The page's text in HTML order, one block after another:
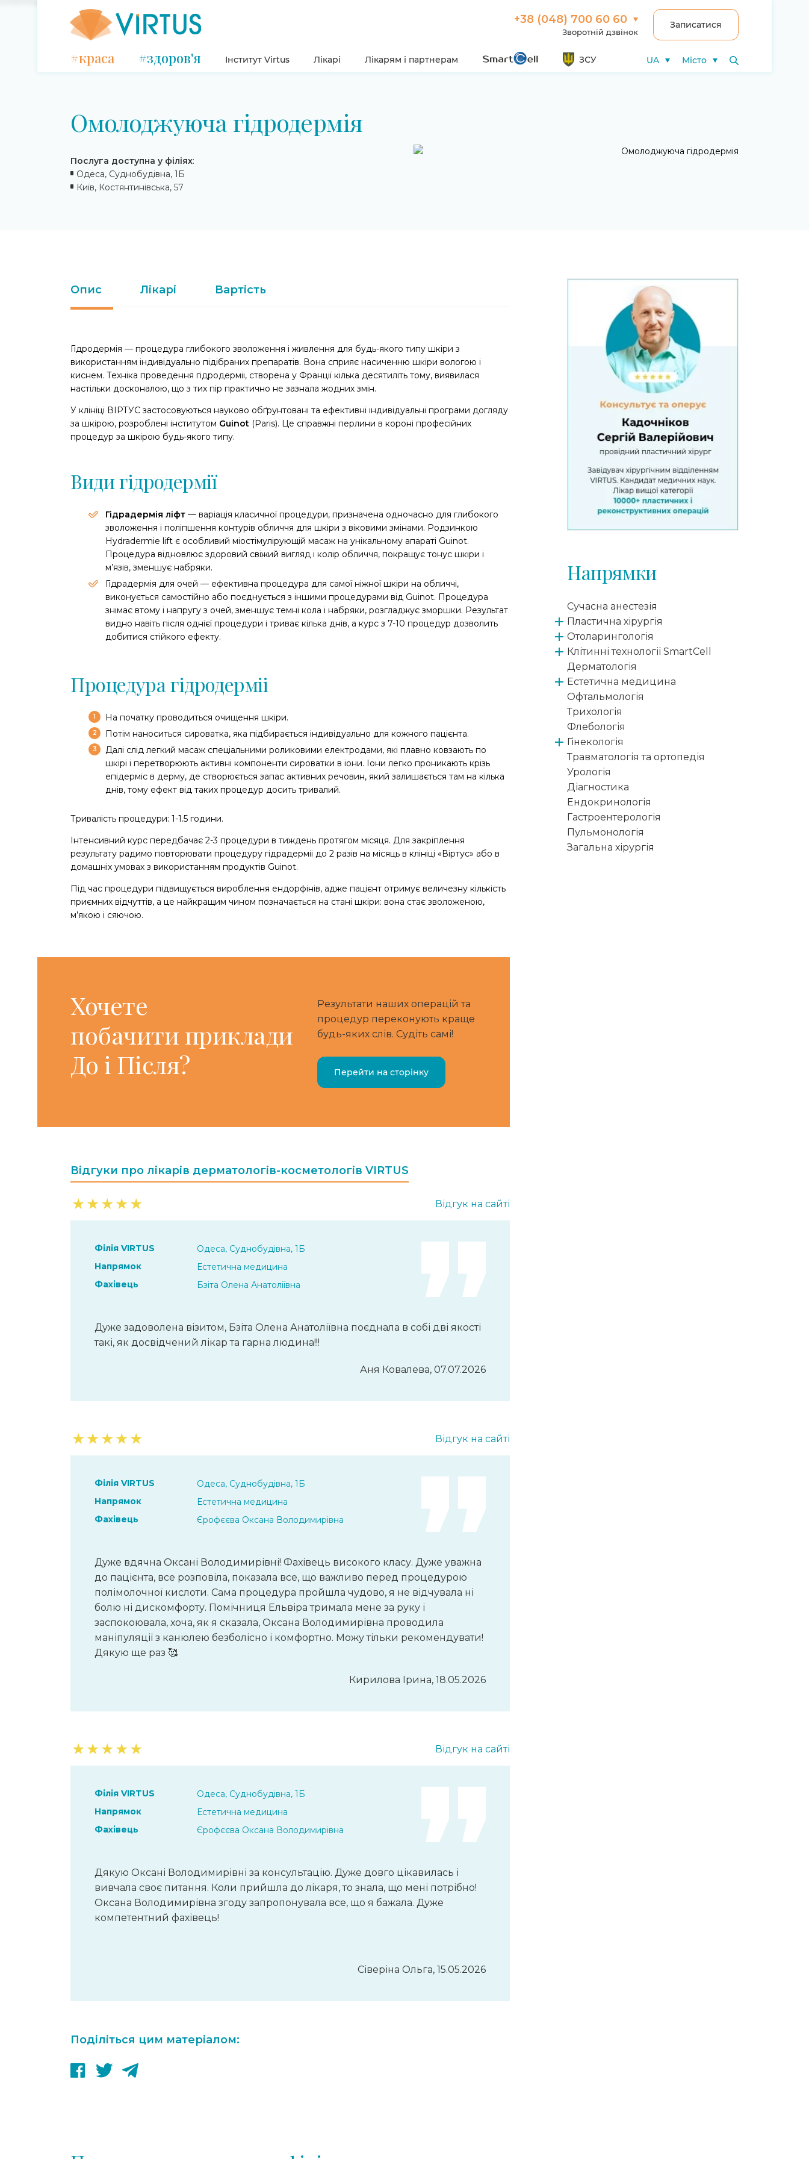
+38 (048) 700 60 60
Зворотній дзвінок
Записатися
#краса #здоров'я Інститут Virtus Лікарі Лікарям і партнерам ЗСУ UA Місто
Омолоджуюча гідродермія
Послуга доступна у філіях:
Одеса, Суднобудівна, 1Б
Київ, Костянтинівська, 57
Опис Лікарі Вартість
Гідродермія — процедура глибокого зволоження і живлення для будь-якого типу шкіри з
використанням індивідуально підібраних препаратів. Вона сприяє насиченню шкіри вологою і
киснем. Техніка проведення гідродерміі, створена у Франції кілька десятиліть тому, виявилася
настільки досконалою, що з тих пір практично не зазнала жодних змін.
У клініці ВІРТУС застосовуються науково обґрунтовані та ефективні індивідуальні програми догляду
за шкірою, розроблені інститутом Guinot (Paris). Це справжні перлини в короні професійних
процедур за шкірою будь-якого типу.
Види гідродермії
Гідрадермія ліфт — варіація класичної процедури, призначена одночасно для глибокого
зволоження і поліпшення контурів обличчя для шкіри з віковими змінами. Родзинкою
Hydradermie lift є особливий міостімулірующій масаж на унікальному апараті Guinot.
Процедура відновлює здоровий свіжий вигляд і колір обличчя, покращує тонус шкіри і
м’язів, зменшує набряки.
Гідрадермія для очей — ефективна процедура для самої ніжної шкіри на обличчі,
виконується самостійно або поєднується з іншими процедурами від Guinot. Процедура
знімає втому і напругу з очей, зменшує темні кола і набряки, розгладжує зморшки. Результат
видно навіть після однієї процедури і триває кілька днів, а курс з 7-10 процедур дозволить
добитися стійкого ефекту.
Процедура гідродерміі
На початку проводиться очищення шкіри.
Потім наноситься сироватка, яка підбирається індивідуально для кожного пацієнта.
Далі слід легкий масаж спеціальними роликовими електродами, які плавно ковзають по
шкірі і перетворюють активні компоненти сироватки в іони. Іони легко проникають крізь
епідерміс в дерму, де створюється запас активних речовин, який залишається там на кілька
днів, тому ефект від таких процедур досить тривалий.
Тривалість процедури: 1-1.5 години.
Інтенсивний курс передбачає 2-3 процедури в тиждень протягом місяця. Для закріплення
результату радимо повторювати процедуру гідрадерміі до 2 разів на місяць в клініці «Віртус» або в
домашніх умовах з використанням продуктів Guinot.
Під час процедури підвищується вироблення ендорфінів, адже пацієнт отримує величезну кількість
приємних відчуттів, а це найкращим чином позначається на стані шкіри: вона стає зволоженою,
м’якою і сяючою.
Хочете
побачити приклади
До і Після?
Результати наших операцій та
процедур переконують краще
будь-яких слів. Судіть самі!
Перейти на сторінку
Відгуки про лікарів дерматологів-косметологів VIRTUS
★★★★★ Відгук на сайті
Філія VIRTUS
Одеса, Суднобудівна, 1Б
Напрямок
Естетична медицина
Фахівець
Бзіта Олена Анатоліївна
Дуже задоволена візитом, Бзіта Олена Анатоліївна поєднала в собі дві якості
такі, як досвідчений лікар та гарна людина!!!
Аня Ковалева, 07.07.2026
★★★★★ Відгук на сайті
Філія VIRTUS
Одеса, Суднобудівна, 1Б
Напрямок
Естетична медицина
Фахівець
Єрофєєва Оксана Володимирівна
Дуже вдячна Оксані Володимирівні! Фахівець високого класу. Дуже уважна
до пацієнта, все розповіла, показала все, що важливо перед процедурою
полімолочної кислоти. Сама процедура пройшла чудово, я не відчувала ні
болю ні дискомфорту. Помічниця Ельвіра тримала мене за руку і
заспокоювала, хоча, як я сказала, Оксана Володимирівна проводила
маніпуляції з канюлею безболісно і комфортно. Можу тільки рекомендувати!
Дякую ще раз 🥰
Кирилова Ірина, 18.05.2026
★★★★★ Відгук на сайті
Філія VIRTUS
Одеса, Суднобудівна, 1Б
Напрямок
Естетична медицина
Фахівець
Єрофєєва Оксана Володимирівна
Дякую Оксані Володимирівні за консультацію. Дуже довго цікавилась і
вивчала своє питання. Коли прийшла до лікаря, то знала, що мені потрібно!
Оксана Володимирівна згоду запропонувала все, що я бажала. Дуже
компетентний фахівець!
Сіверіна Ольга, 15.05.2026
Поділіться цим матеріалом:
Напрямки
Сучасна анестезія
Пластична хірургія
Отоларингологія
Клітинні технології SmartCell
Дерматологія
Естетична медицина
Офтальмологія
Трихологія
Флебологія
Гінекологія
Травматологія та ортопедія
Урологія
Діагностика
Ендокринологія
Гастроентерологія
Пульмонологія
Загальна хірургія